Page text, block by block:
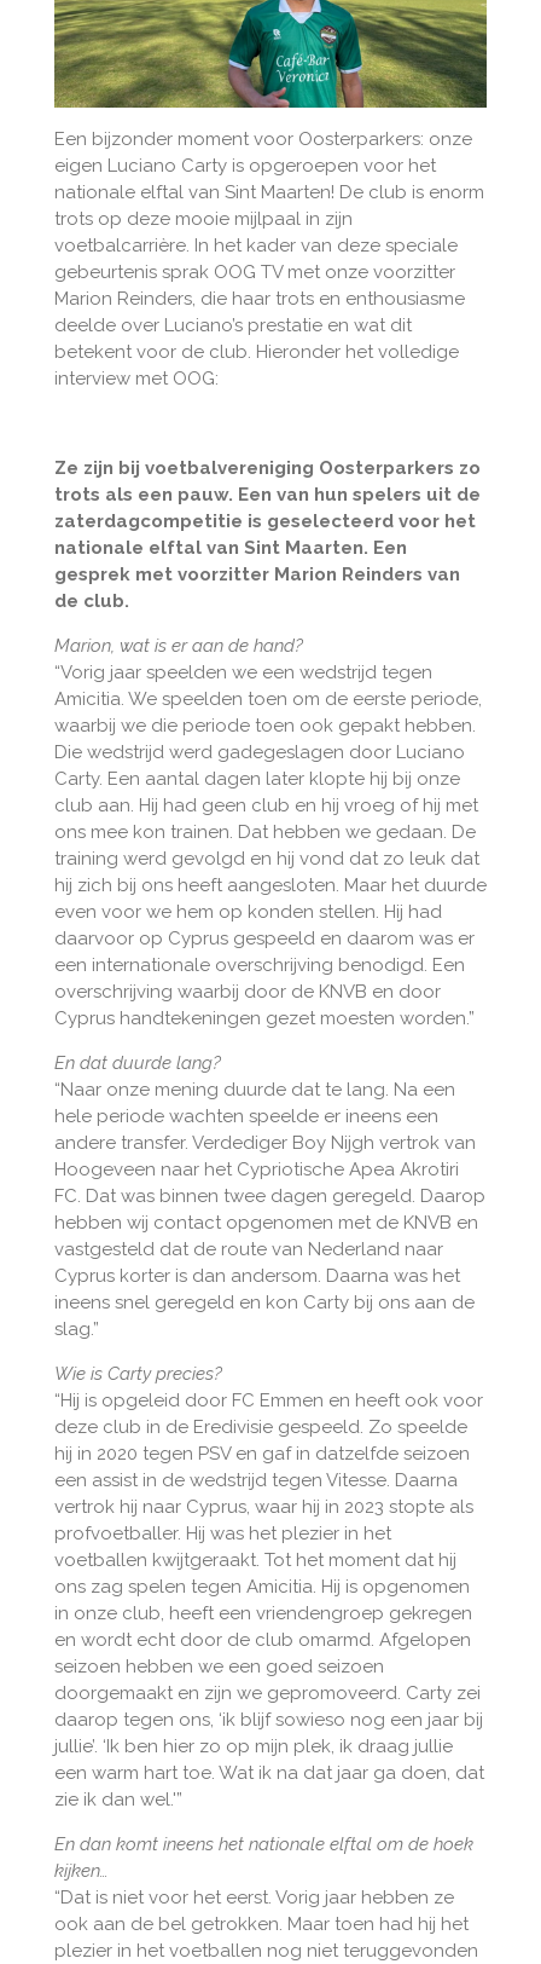
Een bijzonder moment voor Oosterparkers: onze
eigen Luciano Carty is opgeroepen voor het
nationale elftal van Sint Maarten! De club is enorm
trots op deze mooie mijlpaal in zijn
voetbalcarrière. In het kader van deze speciale
gebeurtenis sprak OOG TV met onze voorzitter
Marion Reinders, die haar trots en enthousiasme
deelde over Luciano’s prestatie en wat dit
betekent voor de club. Hieronder het volledige
interview met OOG:
Ze zijn bij voetbalvereniging Oosterparkers zo
trots als een pauw. Een van hun spelers uit de
zaterdagcompetitie is geselecteerd voor het
nationale elftal van Sint Maarten. Een
gesprek met voorzitter Marion Reinders van
de club.
Marion, wat is er aan de hand?
“Vorig jaar speelden we een wedstrijd tegen
Amicitia. We speelden toen om de eerste periode,
waarbij we die periode toen ook gepakt hebben.
Die wedstrijd werd gadegeslagen door Luciano
Carty. Een aantal dagen later klopte hij bij onze
club aan. Hij had geen club en hij vroeg of hij met
ons mee kon trainen. Dat hebben we gedaan. De
training werd gevolgd en hij vond dat zo leuk dat
hij zich bij ons heeft aangesloten. Maar het duurde
even voor we hem op konden stellen. Hij had
daarvoor op Cyprus gespeeld en daarom was er
een internationale overschrijving benodigd. Een
overschrijving waarbij door de KNVB en door
Cyprus handtekeningen gezet moesten worden.”
En dat duurde lang?
“Naar onze mening duurde dat te lang. Na een
hele periode wachten speelde er ineens een
andere transfer. Verdediger Boy Nijgh vertrok van
Hoogeveen naar het Cypriotische Apea Akrotiri
FC. Dat was binnen twee dagen geregeld. Daarop
hebben wij contact opgenomen met de KNVB en
vastgesteld dat de route van Nederland naar
Cyprus korter is dan andersom. Daarna was het
ineens snel geregeld en kon Carty bij ons aan de
slag.”
Wie is Carty precies?
“Hij is opgeleid door FC Emmen en heeft ook voor
deze club in de Eredivisie gespeeld. Zo speelde
hij in 2020 tegen PSV en gaf in datzelfde seizoen
een assist in de wedstrijd tegen Vitesse. Daarna
vertrok hij naar Cyprus, waar hij in 2023 stopte als
profvoetballer. Hij was het plezier in het
voetballen kwijtgeraakt. Tot het moment dat hij
ons zag spelen tegen Amicitia. Hij is opgenomen
in onze club, heeft een vriendengroep gekregen
en wordt echt door de club omarmd. Afgelopen
seizoen hebben we een goed seizoen
doorgemaakt en zijn we gepromoveerd. Carty zei
daarop tegen ons, ‘ik blijf sowieso nog een jaar bij
jullie’. ‘Ik ben hier zo op mijn plek, ik draag jullie
een warm hart toe. Wat ik na dat jaar ga doen, dat
zie ik dan wel.'”
En dan komt ineens het nationale elftal om de hoek
kijken…
“Dat is niet voor het eerst. Vorig jaar hebben ze
ook aan de bel getrokken. Maar toen had hij het
plezier in het voetballen nog niet teruggevonden